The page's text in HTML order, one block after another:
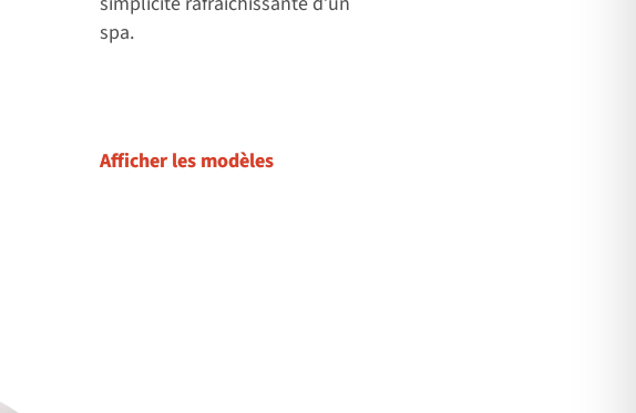
spa.
Afficher les modèles